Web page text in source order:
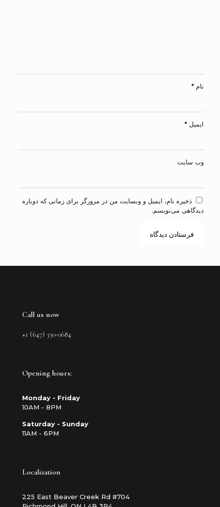
نام *
ایمیل *
وب‌ سایت
ذخیره نام، ایمیل و وبسایت من در مرورگر برای زمانی که دوباره
دیدگاهی می‌نویسم.
Call us now
+1 (647) 330-0684
Opening hours:
Monday - Friday
10AM - 8PM
Saturday - Sunday
11AM - 6PM
Localization
225 East Beaver Creek Rd #704